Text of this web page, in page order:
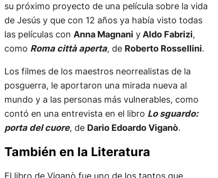
su próximo proyecto de una película sobre la vida
de Jesús y que con 12 años ya había visto todas
las películas con Anna Magnani yAldo Fabrizi,
como Roma città aperta, de Roberto Rossellini.
Los filmes de los maestros neorrealistas de la
posguerra, le aportaron una mirada nueva al
mundo y a las personas más vulnerables, como
contó en una entrevista en el libro Lo sguardo:
porta del cuore, de Dario Edoardo Viganò.
También en la Literatura